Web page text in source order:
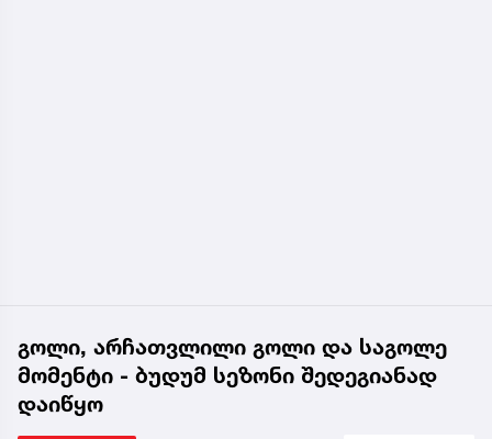
გოლი, არჩათვლილი გოლი და საგოლე
მომენტი - ბუდუმ სეზონი შედეგიანად
დაიწყო